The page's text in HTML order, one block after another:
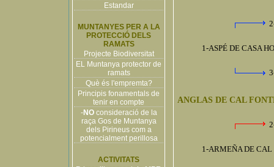
Estandar
MUNTANYES PER A LA
PROTECCIÓ DELS
RAMATS
Projecte Biodiversitat
EL Muntanya protector de
ramats
Què és l'empremta?
Principis fonamentals de
tenir en compte
-NOconsideració de la
raça Gos de Muntanya
dels Pirineus com a
potencialment perillosa
ACTIVITATS
1-ASPÉ DE CASA
ANGLAS DE CAL
1-ARMEÑA DE